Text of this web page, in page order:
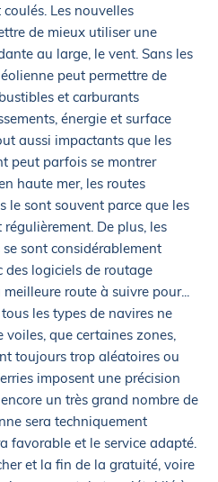
Les nouvelles
de mieux utiliser une
au large, le vent. Sans les
peut permettre de
et carburants
énergie et surface
aussi impactants que les
peut parfois se montrer
haute mer, les routes
le sont souvent parce que les
De plus, les
sont considérablement
des logiciels de routage
route à suivre pour...
les types de navires ne
que certaines zones,
toujours trop aléatoires ou
imposent une précision
un très grand nombre de
sera techniquement
favorable et le service adapté.
et la fin de la gratuité, voire